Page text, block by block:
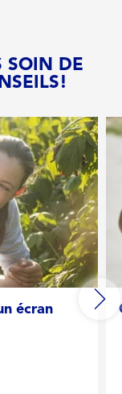
SOIN DE
écran